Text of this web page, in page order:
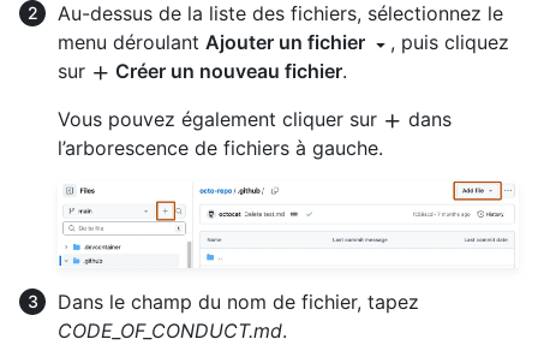
Au-dessus de la liste des fichiers, sélectionnez le
menu déroulant Ajouter un fichier
, puis cliquez
sur
Créer un nouveau fichier.
Vous pouvez également cliquer sur
dans
l’arborescence de fichiers à gauche.
Dans le champ du nom de fichier, tapez
CODE_OF_CONDUCT.md.